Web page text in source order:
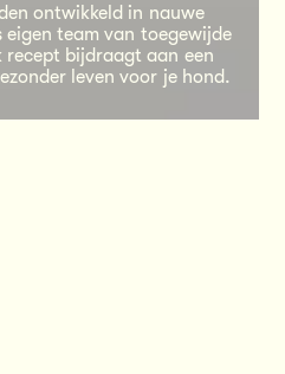
ontwikkeld in nauwe
eigen team van toegewijde
recept bijdraagt aan een
leven voor je hond.